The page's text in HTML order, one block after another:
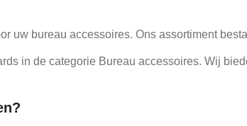
uw bureau accessoires. Ons assortiment
in de categorie Bureau accessoires. Wij